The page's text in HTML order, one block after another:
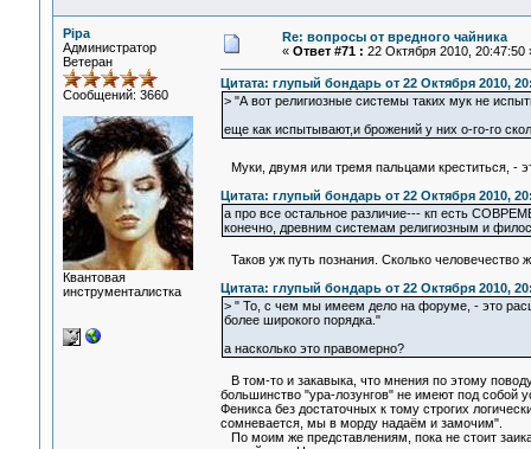
Pipa
Администратор
Ветеран
Сообщений: 3660
Квантовая
инструменталистка
Re: вопросы от вредного чайника
« Ответ #71 : 22 Октября 2010, 20:47:50
Цитата: глупый бондарь от 22 Октября 2010,
> "А вот религиозные системы таких мук не
еще как испытывают,и брожений у них о-го-го
Муки, двумя или тремя пальцами креститься, -
Цитата: глупый бондарь от 22 Октября 2010,
а про все остальное различие--- кп есть
конечно, древним системам религиозным и
Таков уж путь познания. Сколько человечество
Цитата: глупый бондарь от 22 Октября 2010,
> " То, с чем мы имеем дело на форуме, - это
более широкого порядка."
а насколько это правомерно?
В том-то и закавыка, что мнения по этому
большинство "ура-лозунгов" не имеют под собой
Феникса без достаточных к тому строгих
сомневается, мы в морду надаём и замочим".
По моим же представлениям, пока не стоит